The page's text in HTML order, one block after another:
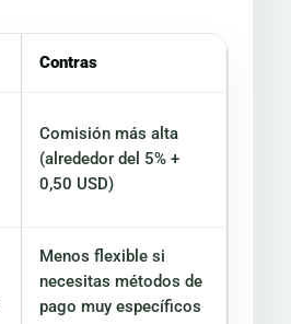
Contras
Comisión más alta
(alrededor del 5% +
0,50 USD)
Menos flexible si
necesitas métodos de
pago muy específicos